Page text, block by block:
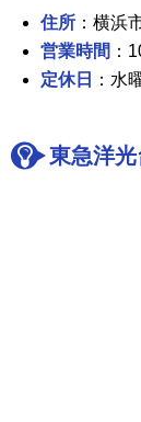
住所 ：横浜
営業時間 ：
定休日
：水
東急洋